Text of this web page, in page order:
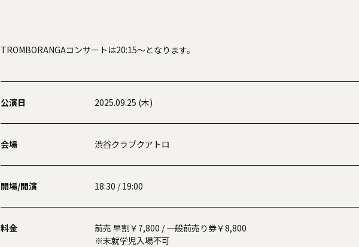
TROMBORANGAコンサートは20:15～となります。
公演日 2025.09.25 (木)
会場 渋谷クラブクアトロ
開場/開演 18:30 / 19:00
料金
前売 早割￥7,800 / 一般前売り券￥8,800
※未就学児入場不可